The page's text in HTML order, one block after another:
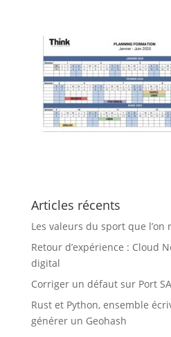
Articles récents
Les valeurs du sport que l’on
Retour d’expérience : Cloud
digital
Corriger un défaut sur Port
Rust et Python, ensemble
générer un Geohash